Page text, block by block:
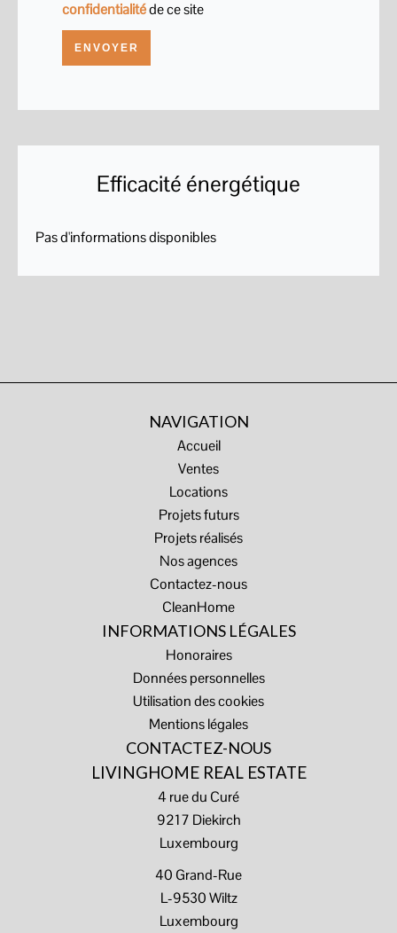
confidentialitéde ce site
ENVOYER
Efficacité énergétique
Pas d'informations disponibles
NAVIGATION
Accueil
Ventes
Locations
Projets futurs
Projets réalisés
Nos agences
Contactez-nous
CleanHome
INFORMATIONS LÉGALES
Honoraires
Données personnelles
Utilisation des cookies
Mentions légales
CONTACTEZ-NOUS
LIVINGHOME REAL ESTATE
4 rue du Curé
9217 Diekirch
Luxembourg
40 Grand-Rue
L-9530 Wiltz
Luxembourg